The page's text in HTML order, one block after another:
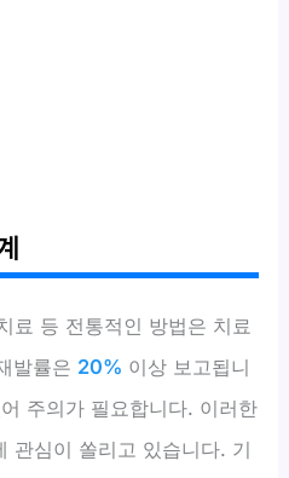
료 등 전통적인 방법은 치료
발률은 20% 이상 보고됩니
주의가 필요합니다. 이러한
관심이 쏠리고 있습니다. 기